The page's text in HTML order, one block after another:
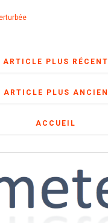
ARTICLE PLUS RÉCENT
ARTICLE PLUS ANCIEN
ACCUEIL